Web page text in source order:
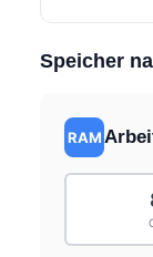
Speicher
RAM